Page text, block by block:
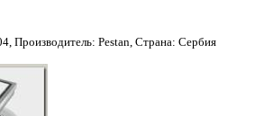
Производитель: Pestan, Страна: Сербия